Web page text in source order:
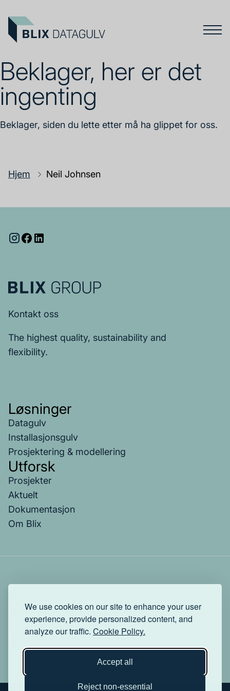
We use cookies on our site to enhance your user
experience, provide personalized content, and
analyze our traffic. Cookie Policy.
Accept all
Reject non-essential
Beklager, her er det
ingenting
Beklager, siden du lette etter må ha glippet for oss.
Hjem Neil Johnsen
Kontakt oss
The highest quality, sustainability and
flexibility.
Løsninger
Datagulv
Installasjonsgulv
Prosjektering & modellering
Utforsk
Prosjekter
Aktuelt
Dokumentasjon
Om Blix
© 2025 Blix Datagulv AS. Org.nr:
997045335MVA.